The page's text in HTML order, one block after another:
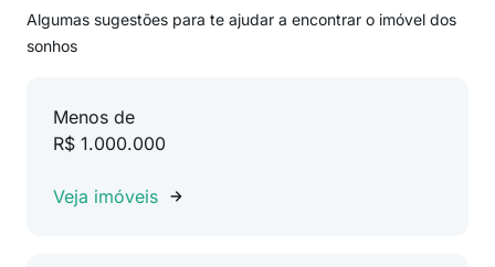
Algumas sugestões para te ajudar a encontrar o imóvel dos
sonhos
Menos de
R$ 1.000.000
Veja imóveis